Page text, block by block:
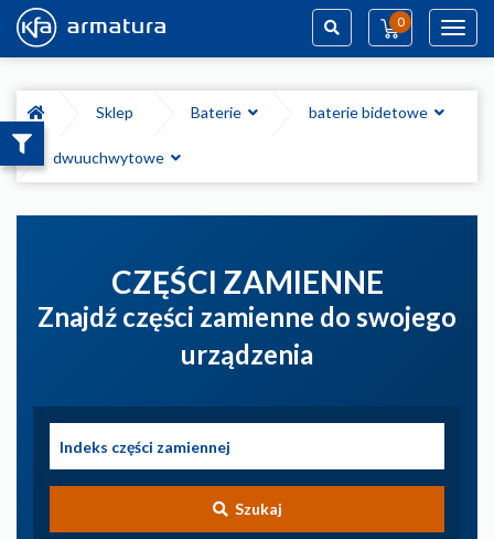
0
Sklep
Baterie baterie bidetowe
dwuuchwytowe
CZĘŚCI ZAMIENNE
Znajdź części zamienne do swojego
urządzenia
Szukaj